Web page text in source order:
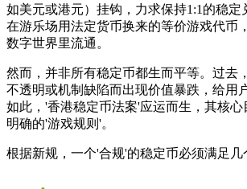
如美元或港元）挂钩，力求保持1:1的稳定
在游乐场用法定货币换来的等价游戏代币
数字世界里流通。
然而，并非所有稳定币都生而平等。过去
不透明或机制缺陷而出现价值暴跌，给用
如此，'香港稳定币法案'应运而生，其核心
明确的'游戏规则'。
根据新规，一个'合规'的稳定币必须满足几